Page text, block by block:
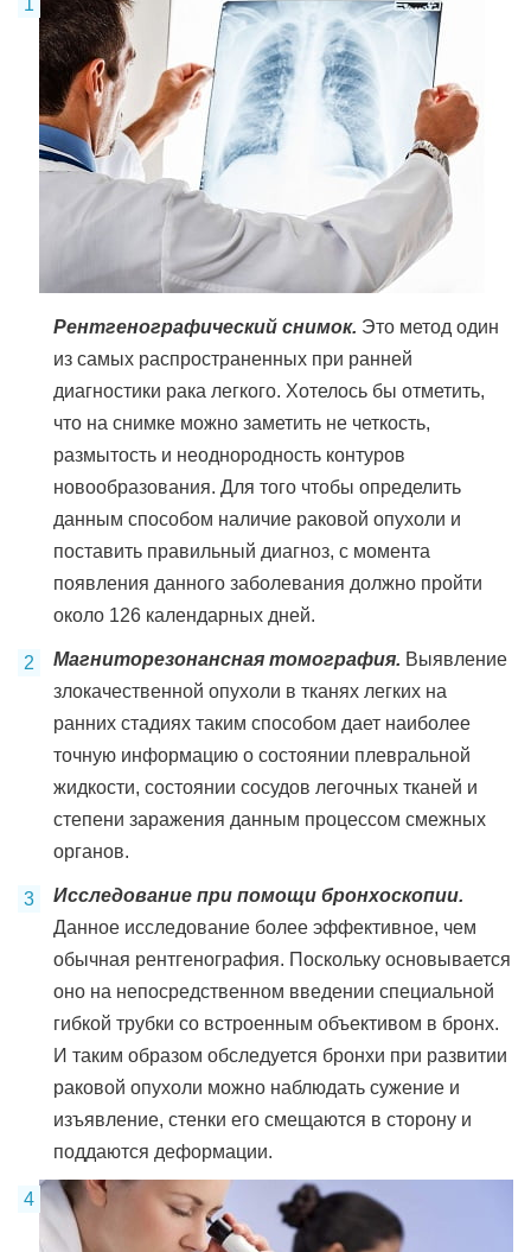
Рентгенографический снимок. Это метод один
из самых распространенных при ранней
диагностики рака легкого. Хотелось бы отметить,
что на снимке можно заметить не четкость,
размытость и неоднородность контуров
новообразования. Для того чтобы определить
данным способом наличие раковой опухоли и
поставить правильный диагноз, с момента
появления данного заболевания должно пройти
около 126 календарных дней.
Магниторезонансная томография. Выявление
злокачественной опухоли в тканях легких на
ранних стадиях таким способом дает наиболее
точную информацию о состоянии плевральной
жидкости, состоянии сосудов легочных тканей и
степени заражения данным процессом смежных
органов.
Исследование при помощи бронхоскопии.
Данное исследование более эффективное, чем
обычная рентгенография. Поскольку основывается
оно на непосредственном введении специальной
гибкой трубки со встроенным объективом в бронх.
И таким образом обследуется бронхи при развитии
раковой опухоли можно наблюдать сужение и
изъявление, стенки его смещаются в сторону и
поддаются деформации.